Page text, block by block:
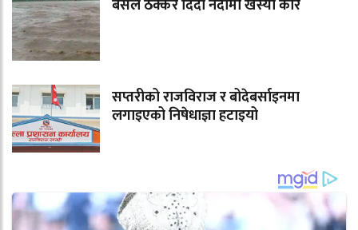
बसले ठक्कर दिँदा नदीमा खस्यो कार
सप्तरीको राजविराज र बोदेबर्साइनमा
लगाइएको निषेधाज्ञा हटाइयो